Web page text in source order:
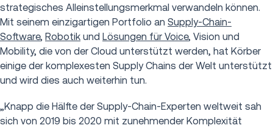
strategisches Alleinstellungsmerkmal verwandeln können.
Mit seinem einzigartigen Portfolio an Supply-Chain-
Software, Robotik und Lösungen für Voice, Vision und
Mobility, die von der Cloud unterstützt werden, hat Körber
einige der komplexesten Supply Chains der Welt unterstützt
und wird dies auch weiterhin tun.
„Knapp die Hälfte der Supply-Chain-Experten weltweit sah
sich von 2019 bis 2020 mit zunehmender Komplexität